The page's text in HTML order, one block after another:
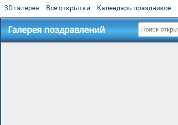
3D галерея Все открытки Календарь праздников
Галерея поздравлений